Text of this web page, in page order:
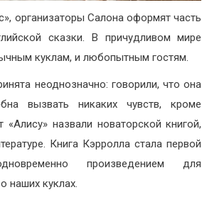
организаторы Салона оформят часть
сказки. В причудливом мире
куклам, и любопытным гостям.
неоднозначно: говорили, что она
вызвать никаких чувств, кроме
назвали новаторской книгой,
Книга Кэрролла стала первой
произведением для
наших куклах.